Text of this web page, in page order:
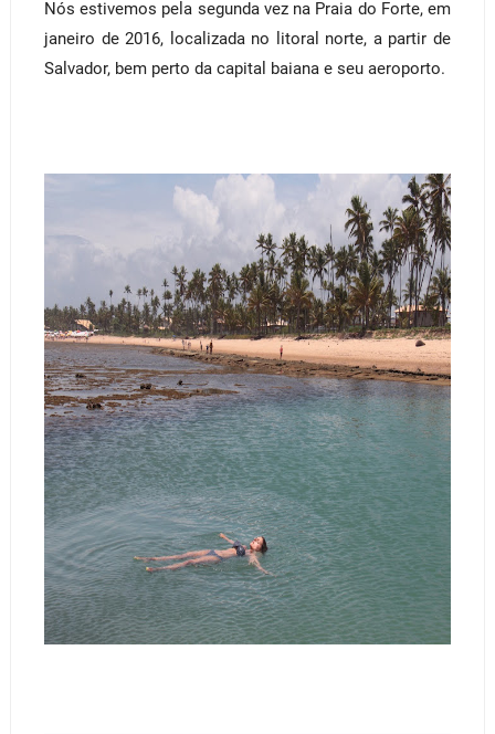
Nós estivemos pela segunda vez na Praia do Forte, em
janeiro de 2016, localizada no litoral norte, a partir de
Salvador, bem perto da capital baiana e seu aeroporto.